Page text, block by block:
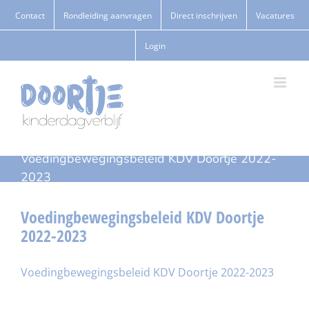
naar
Contact Rondleiding aanvragen Direct inschrijven Vacatures
Login
Voedingbewegingsbeleid KDV Doortje 2022-
2023
Voedingbewegingsbeleid KDV Doortje
2022-2023
Voedingbewegingsbeleid KDV Doortje 2022-2023